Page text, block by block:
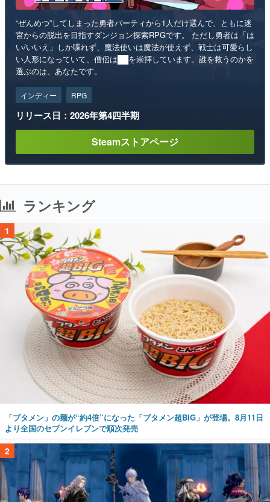
“ぜんめつ”してしまった勇者パーティから1人だけ選んで、ともに迷
宮からの脱出を目指すダンジョン探索RPGです。 ただし勇者は「は
い/いいえ」しか喋れず、魔法使いは魔法が使えず、戦士は可愛らし
い人形になっていて、僧侶は██を崇拝しています。誰を救うのかを
選ぶのは、あなたです。
インディー RPG
リリース日：2026年第4四半期
Steamストアページ
ランキング
1
「ブタメン」の麺が“約4倍”になった「ブタメン超BIG」が登場。8月11日
より全国のセブンイレブンで順次発売
2